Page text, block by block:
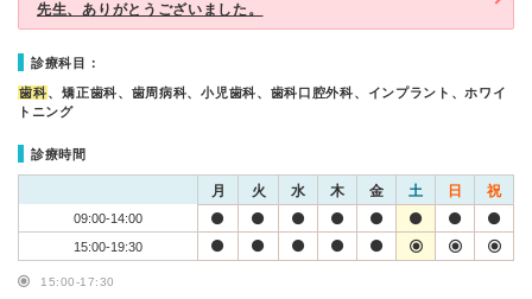
先生、ありがとうございました。
診療科目：
歯科、矯正歯科、歯周病科、小児歯科、歯科口腔外科、インプラント、ホワイ
トニング
診療時間
月 火 水 木 金 土 日 祝
09:00-14:00
15:00-19:30
15:00-17:30